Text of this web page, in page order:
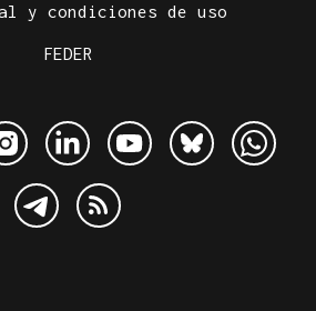
y condiciones de uso
FEDER